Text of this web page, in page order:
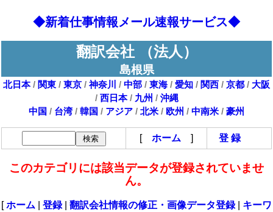
◆新着仕事情報メール速報サービス◆
翻訳会社 （法人）
島根県
北日本/ 関東 / 東京 / 神奈川 / 中部 / 東海 / 愛知 / 関西 / 京都 / 大阪
/ 西日本/ 九州 / 沖縄
中国 / 台湾/ 韓国 / アジア / 北米 / 欧州 / 中南米 / 豪州
[ ホーム ] 登 録
このカテゴリには該当データが登録されていませ
ん。
[ホーム 登録| 翻訳会社情報の修正・画像データ登録| キーワ